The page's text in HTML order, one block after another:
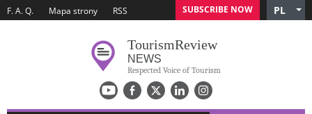
F. A. Q. Mapa strony RSS PL
Arabic
SUBSCRIBE NOW
TourismReview
NEWS
Respected Voice of Tourism